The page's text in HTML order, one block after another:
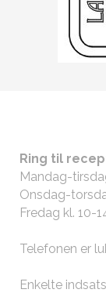
Ring til
Mandag-
Onsdag-
Fredag kl. 10-
Telefonen er
Enkelte